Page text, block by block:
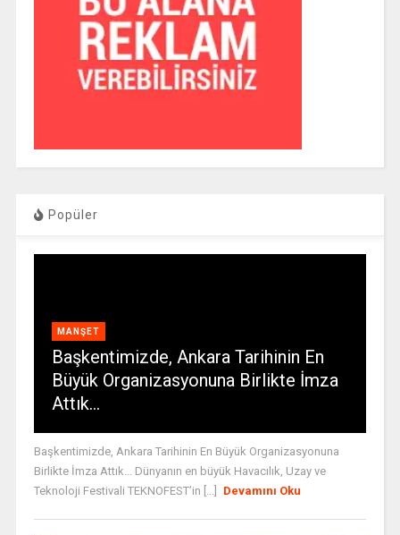
Popüler
MANŞET
Başkentimizde, Ankara Tarihinin En
Büyük Organizasyonuna Birlikte İmza
Attık…
Başkentimizde, Ankara Tarihinin En Büyük Organizasyonuna
Birlikte İmza Attık... Dünyanın en büyük Havacılık, Uzay ve
Teknoloji Festivali TEKNOFEST’in [...]
Devamını Oku